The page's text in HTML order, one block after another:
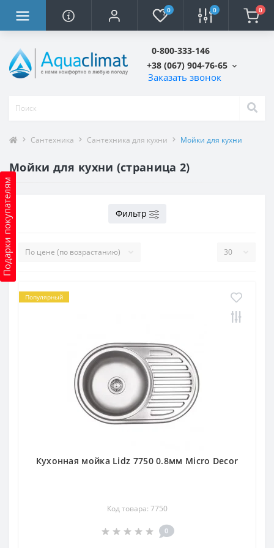
0 0 0
0-800-333-146
+38 (067) 904-76-65
Заказать звонок
Подарки покупателям
Сантехника Сантехника для кухни Мойки для кухни
Мойки для кухни (страница 2)
Фильтр
Популярный
Кухонная мойка Lidz 7750 0.8мм Micro Decor
Код товара: 7750
0